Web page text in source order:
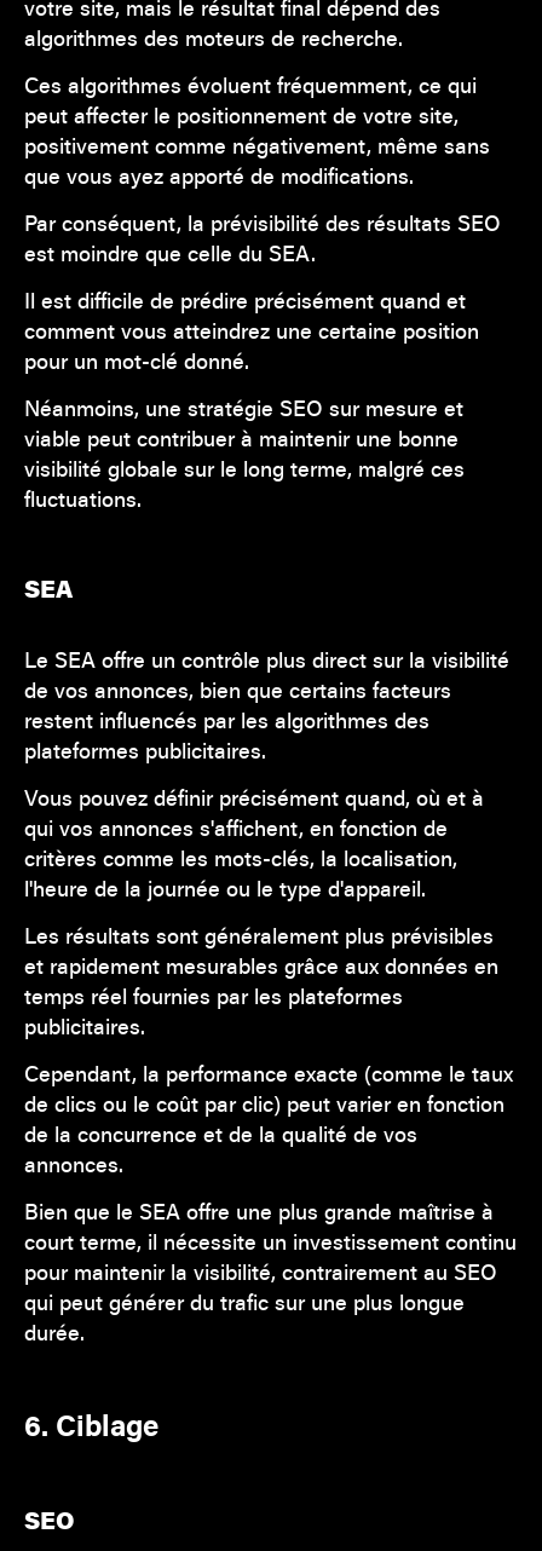
votre site, mais le résultat final dépend des
algorithmes des moteurs de recherche.
Ces algorithmes évoluent fréquemment, ce qui
peut affecter le positionnement de votre site,
positivement comme négativement, même sans
que vous ayez apporté de modifications.
Par conséquent, la prévisibilité des résultats SEO
est moindre que celle du SEA.
Il est difficile de prédire précisément quand et
comment vous atteindrez une certaine position
pour un mot-clé donné.
Néanmoins, une stratégie SEO sur mesure et
viable peut contribuer à maintenir une bonne
visibilité globale sur le long terme, malgré ces
fluctuations.
SEA
Le SEA offre un contrôle plus direct sur la visibilité
de vos annonces, bien que certains facteurs
restent influencés par les algorithmes des
plateformes publicitaires.
Vous pouvez définir précisément quand, où et à
qui vos annonces s'affichent, en fonction de
critères comme les mots-clés, la localisation,
l'heure de la journée ou le type d'appareil.
Les résultats sont généralement plus prévisibles
et rapidement mesurables grâce aux données en
temps réel fournies par les plateformes
publicitaires.
Cependant, la performance exacte (comme le taux
de clics ou le coût par clic) peut varier en fonction
de la concurrence et de la qualité de vos
annonces.
Bien que le SEA offre une plus grande maîtrise à
court terme, il nécessite un investissement continu
pour maintenir la visibilité, contrairement au SEO
qui peut générer du trafic sur une plus longue
durée.
6. Ciblage
SEO